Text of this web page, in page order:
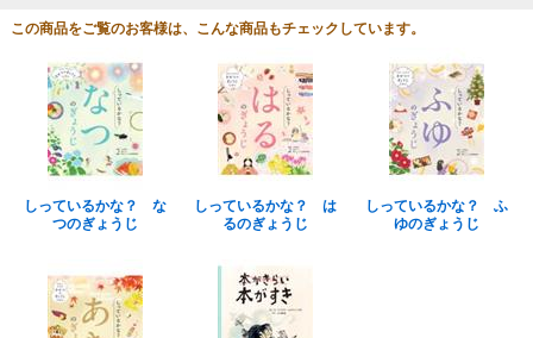
この商品をご覧のお客様は、こんな商品もチェックしています。
しっているかな？ な
つのぎょうじ
しっているかな？ は
るのぎょうじ
しっているかな？ ふ
ゆのぎょうじ